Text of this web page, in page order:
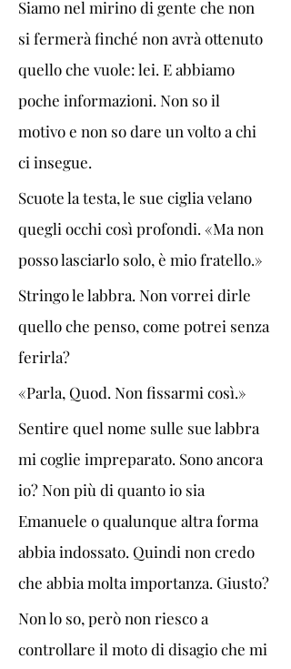
Siamo nel mirino di gente che non
si fermerà finché non avrà ottenuto
quello che vuole: lei. E abbiamo
poche informazioni. Non so il
motivo e non so dare un volto a chi
ci insegue.
Scuote la testa, le sue ciglia velano
quegli occhi così profondi. «Ma non
posso lasciarlo solo, è mio fratello.»
Stringo le labbra. Non vorrei dirle
quello che penso, come potrei senza
ferirla?
«Parla, Quod. Non fissarmi così.»
Sentire quel nome sulle sue labbra
mi coglie impreparato. Sono ancora
io? Non più di quanto io sia
Emanuele o qualunque altra forma
abbia indossato. Quindi non credo
che abbia molta importanza. Giusto?
Non lo so, però non riesco a
controllare il moto di disagio che mi